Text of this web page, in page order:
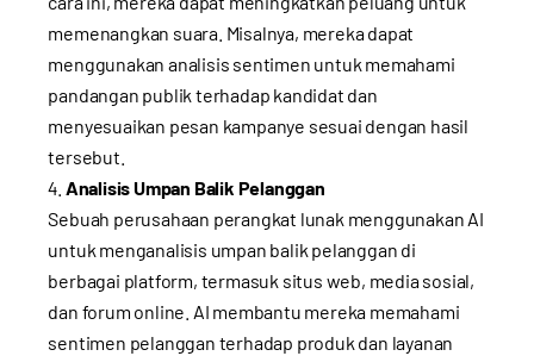
memenangkan suara. Misalnya, mereka dapat
menggunakan analisis sentimen untuk memahami
pandangan publik terhadap kandidat dan
menyesuaikan pesan kampanye sesuai dengan hasil
tersebut.
Analisis Umpan Balik Pelanggan
Sebuah perusahaan perangkat lunak menggunakan AI
untuk menganalisis umpan balik pelanggan di
berbagai platform, termasuk situs web, media sosial,
dan forum online. AI membantu mereka memahami
sentimen pelanggan terhadap produk dan layanan